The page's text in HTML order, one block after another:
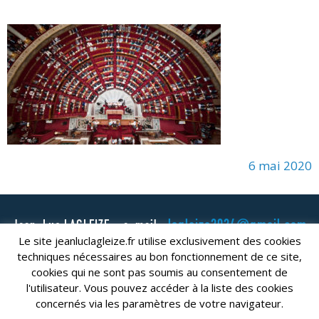
6 mai 2020
Jean-Luc LAGLEIZE - e-mail :lagleize2024@gmail.com
Mentions Légales- Copyright © 2024. Tous droits réservés.
Le site jeanluclagleize.fr utilise exclusivement des cookies
techniques nécessaires au bon fonctionnement de ce site,
cookies qui ne sont pas soumis au consentement de
l'utilisateur. Vous pouvez accéder à la liste des cookies
concernés via les paramètres de votre navigateur.